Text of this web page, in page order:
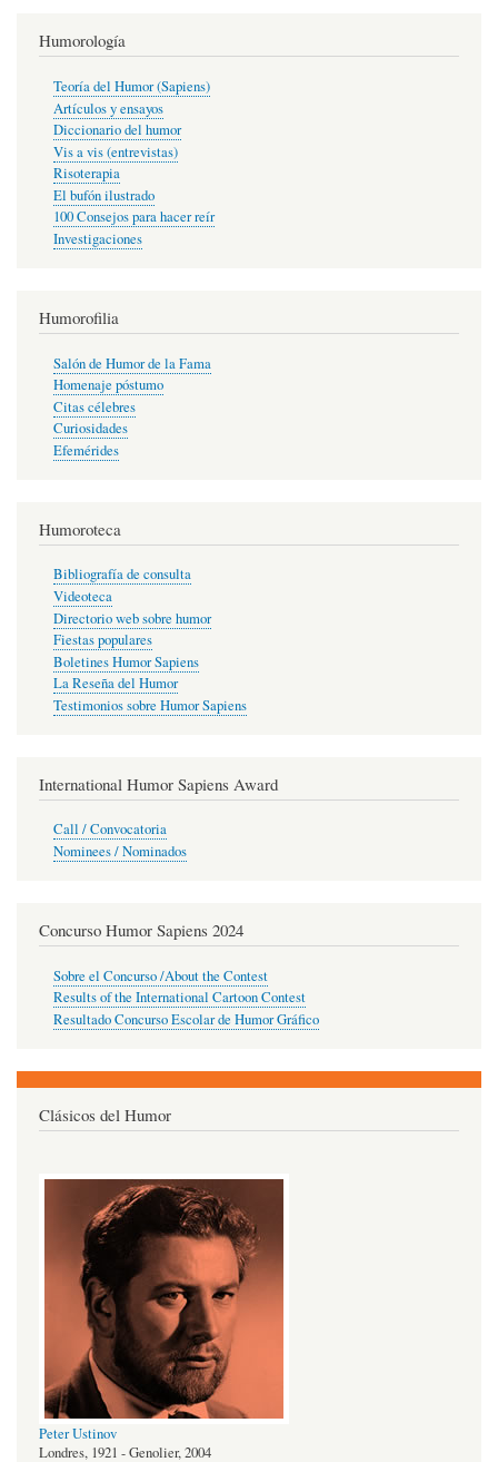
Humorología
Teoría del Humor (Sapiens)
Artículos y ensayos
Diccionario del humor
Vis a vis (entrevistas)
Risoterapia
El bufón ilustrado
100 Consejos para hacer reír
Investigaciones
Humorofilia
Salón de Humor de la Fama
Homenaje póstumo
Citas célebres
Curiosidades
Efemérides
Humoroteca
Bibliografía de consulta
Videoteca
Directorio web sobre humor
Fiestas populares
Boletines Humor Sapiens
La Reseña del Humor
Testimonios sobre Humor Sapiens
International Humor Sapiens Award
Call / Convocatoria
Nominees / Nominados
Concurso Humor Sapiens 2024
Sobre el Concurso /About the Contest
Results of the International Cartoon Contest
Resultado Concurso Escolar de Humor Gráfico
Clásicos del Humor
Peter Ustinov
Londres, 1921 - Genolier, 2004